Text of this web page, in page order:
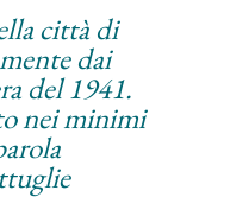
città di
dai
del 1941.
nei minimi